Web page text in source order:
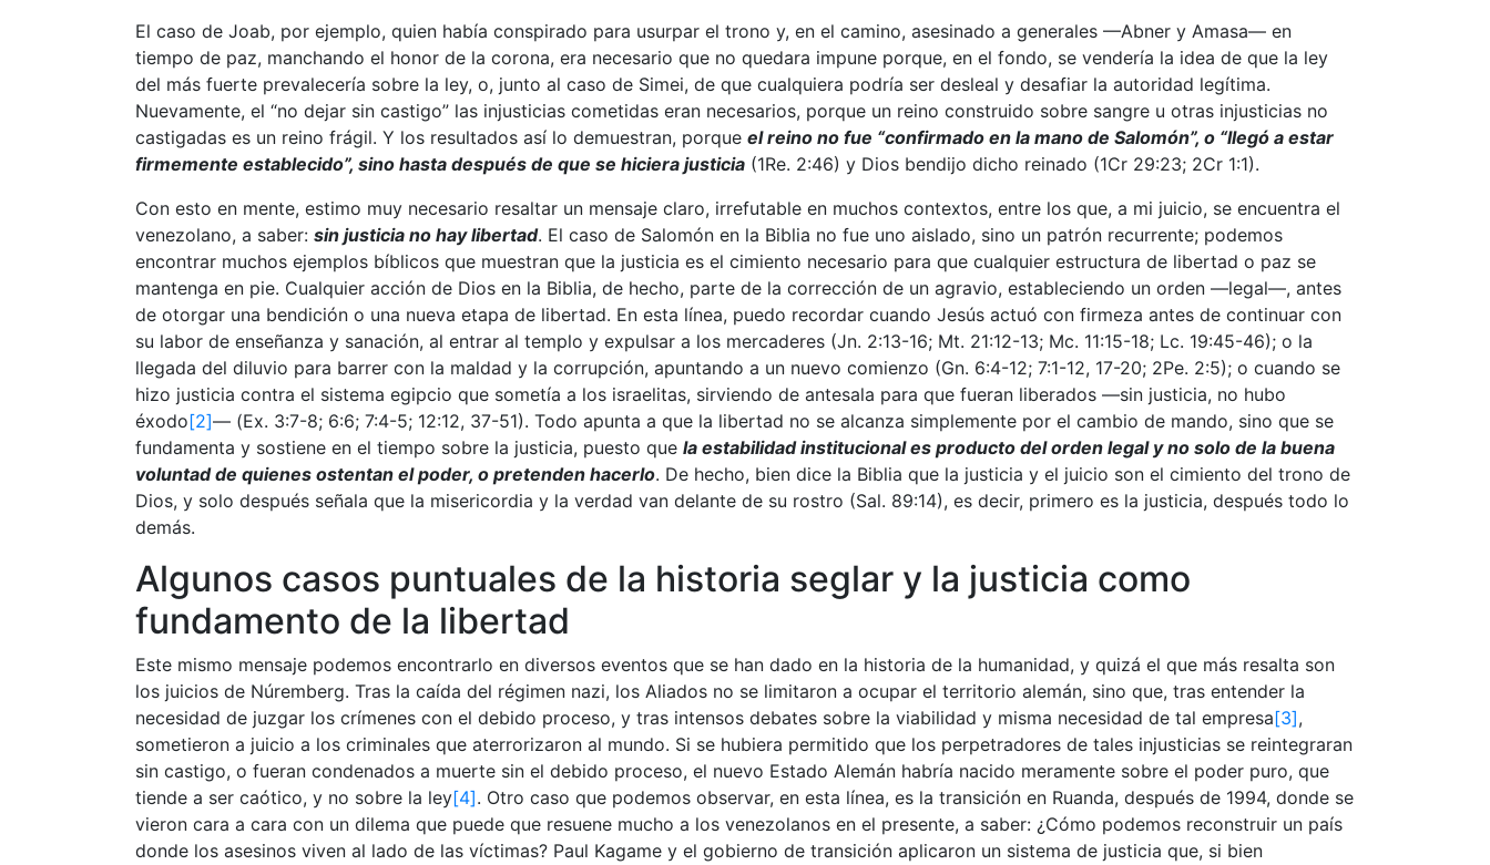
El caso de Joab, por ejemplo, quien había conspirado para usurpar el trono y, en el camino, asesinado a generales —Abner y Amasa— en
tiempo de paz, manchando el honor de la corona, era necesario que no quedara impune porque, en el fondo, se vendería la idea de que la ley
del más fuerte prevalecería sobre la ley, o, junto al caso de Simei, de que cualquiera podría ser desleal y desafiar la autoridad legítima.
Nuevamente, el “no dejar sin castigo” las injusticias cometidas eran necesarios, porque un reino construido sobre sangre u otras injusticias no
castigadas es un reino frágil. Y los resultados así lo demuestran, porque el reino no fue “confirmado en la mano de Salomón”, o “llegó a estar
firmemente establecido”, sino hasta después de que se hiciera justicia (1Re. 2:46) y Dios bendijo dicho reinado (1Cr 29:23; 2Cr 1:1).
Con esto en mente, estimo muy necesario resaltar un mensaje claro, irrefutable en muchos contextos, entre los que, a mi juicio, se encuentra el
venezolano, a saber: sin justicia no hay libertad. El caso de Salomón en la Biblia no fue uno aislado, sino un patrón recurrente; podemos
encontrar muchos ejemplos bíblicos que muestran que la justicia es el cimiento necesario para que cualquier estructura de libertad o paz se
mantenga en pie. Cualquier acción de Dios en la Biblia, de hecho, parte de la corrección de un agravio, estableciendo un orden —legal—, antes
de otorgar una bendición o una nueva etapa de libertad. En esta línea, puedo recordar cuando Jesús actuó con firmeza antes de continuar con
su labor de enseñanza y sanación, al entrar al templo y expulsar a los mercaderes (Jn. 2:13-16; Mt. 21:12-13; Mc. 11:15-18; Lc. 19:45-46); o la
llegada del diluvio para barrer con la maldad y la corrupción, apuntando a un nuevo comienzo (Gn. 6:4-12; 7:1-12, 17-20; 2Pe. 2:5); o cuando se
hizo justicia contra el sistema egipcio que sometía a los israelitas, sirviendo de antesala para que fueran liberados —sin justicia, no hubo
éxodo[2]— (Ex. 3:7-8; 6:6; 7:4-5; 12:12, 37-51). Todo apunta a que la libertad no se alcanza simplemente por el cambio de mando, sino que se
fundamenta y sostiene en el tiempo sobre la justicia, puesto que la estabilidad institucional es producto del orden legal y no solo de la buena
voluntad de quienes ostentan el poder, o pretenden hacerlo. De hecho, bien dice la Biblia que la justicia y el juicio son el cimiento del trono de
Dios, y solo después señala que la misericordia y la verdad van delante de su rostro (Sal. 89:14), es decir, primero es la justicia, después todo lo
demás.
Algunos casos puntuales de la historia seglar y la justicia como
fundamento de la libertad
Este mismo mensaje podemos encontrarlo en diversos eventos que se han dado en la historia de la humanidad, y quizá el que más resalta son
los juicios de Núremberg. Tras la caída del régimen nazi, los Aliados no se limitaron a ocupar el territorio alemán, sino que, tras entender la
necesidad de juzgar los crímenes con el debido proceso, y tras intensos debates sobre la viabilidad y misma necesidad de tal empresa[3],
sometieron a juicio a los criminales que aterrorizaron al mundo. Si se hubiera permitido que los perpetradores de tales injusticias se reintegraran
sin castigo, o fueran condenados a muerte sin el debido proceso, el nuevo Estado Alemán habría nacido meramente sobre el poder puro, que
tiende a ser caótico, y no sobre la ley[4]. Otro caso que podemos observar, en esta línea, es la transición en Ruanda, después de 1994, donde se
vieron cara a cara con un dilema que puede que resuene mucho a los venezolanos en el presente, a saber: ¿Cómo podemos reconstruir un país
donde los asesinos viven al lado de las víctimas? Paul Kagame y el gobierno de transición aplicaron un sistema de justicia que, si bien